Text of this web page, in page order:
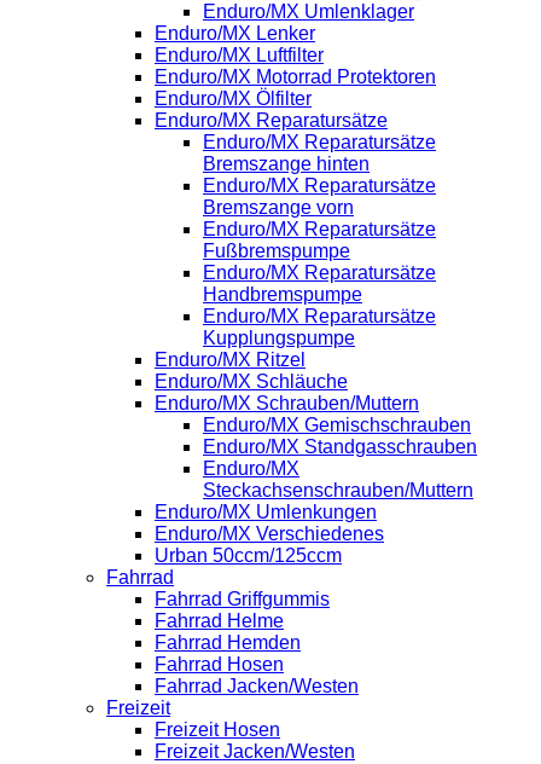
Enduro/MX Umlenklager
Enduro/MX Lenker
Enduro/MX Luftfilter
Enduro/MX Motorrad Protektoren
Enduro/MX Ölfilter
Enduro/MX Reparatursätze
Enduro/MX Reparatursätze
Bremszange hinten
Enduro/MX Reparatursätze
Bremszange vorn
Enduro/MX Reparatursätze
Fußbremspumpe
Enduro/MX Reparatursätze
Handbremspumpe
Enduro/MX Reparatursätze
Kupplungspumpe
Enduro/MX Ritzel
Enduro/MX Schläuche
Enduro/MX Schrauben/Muttern
Enduro/MX Gemischschrauben
Enduro/MX Standgasschrauben
Enduro/MX
Steckachsenschrauben/Muttern
Enduro/MX Umlenkungen
Enduro/MX Verschiedenes
Urban 50ccm/125ccm
Fahrrad
Fahrrad Griffgummis
Fahrrad Helme
Fahrrad Hemden
Fahrrad Hosen
Fahrrad Jacken/Westen
Freizeit
Freizeit Hosen
Freizeit Jacken/Westen